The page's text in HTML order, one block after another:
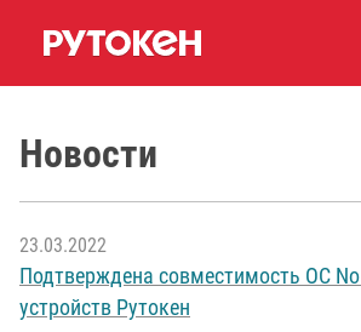
Новости
23.03.2022
Подтверждена совместимость ОС
устройств Рутокен